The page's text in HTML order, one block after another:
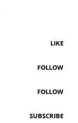
LIKE
FOLLOW
FOLLOW
SUBSCRIBE